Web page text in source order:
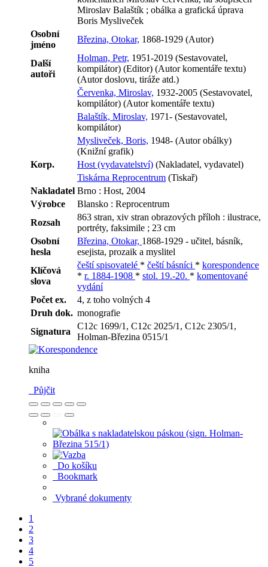
Miroslav Balaštík ; obálka a grafická úprava
Boris Mysliveček
Osobní
jméno
Březina, Otokar, 1868-1929 (Autor)
Další
autoři
Holman, Petr, 1951-2019 (Sestavovatel,
kompilátor) (Editor) (Autor komentáře textu)
(Autor doslovu, tiráže atd.)
Červenka, Miroslav, 1932-2005 (Sestavovatel,
kompilátor) (Autor komentáře textu)
Balaštík, Miroslav, 1971- (Sestavovatel,
kompilátor)
Mysliveček, Boris, 1948- (Autor obálky)
(Knižní grafik)
Korp.
Host (vydavatelství) (Nakladatel, vydavatel)
Tiskárna Reprocentrum (Tiskař)
Nakladatel Brno : Host, 2004
Výrobce
Blansko : Reprocentrum
Rozsah
863 stran, xiv stran obrazových příloh : ilustrace,
portréty, faksimile ; 23 cm
Osobní
hesla
Březina, Otokar, 1868-1929 - učitel, básník,
esejista, prozaik a myslitel
Klíčová
slova
čeští spisovatelé * čeští básníci * korespondence
* r. 1884-1908 * stol. 19.-20. * komentované
vydání
Počet ex.
4, z toho volných 4
Druh dok. monografie
Signatura
C12c 1699/1, C12c 2025/1, C12c 2305/1,
Holman-Březina 0515/1
kniha
Půjčit
Do košíku
Bookmark
Vybrané dokumenty
1
2
3
4
5